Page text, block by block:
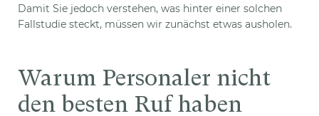
Damit Sie jedoch verstehen, was hinter einer solchen
Fallstudie steckt, müssen wir zunächst etwas ausholen.
Warum Personaler nicht
den besten Ruf haben